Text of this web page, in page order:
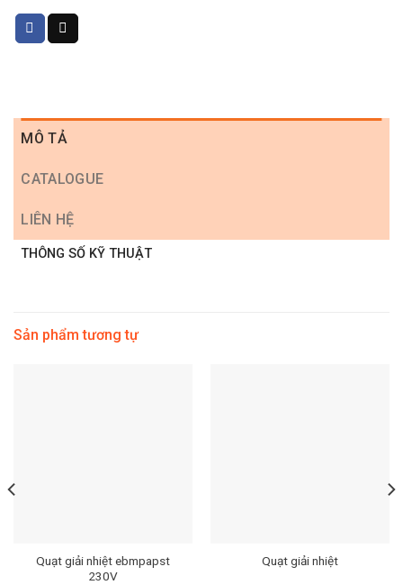
MÔ TẢ
CATALOGUE
LIÊN HỆ
THÔNG SỐ KỸ THUẬT
Sản phẩm tương tự
Quạt giải nhiệt ebmpapst
230V
Quạt giải nhiệt